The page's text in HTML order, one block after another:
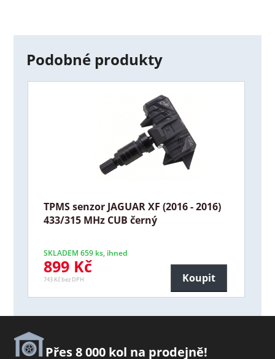
Podobné produkty
TPMS senzor JAGUAR XF (2016 - 2016)
433/315 MHz CUB černý
SKLADEM 659 ks, ihned
899 Kč
743 Kč bez DPH Koupit
Přes 8 000 kol na prodejně!